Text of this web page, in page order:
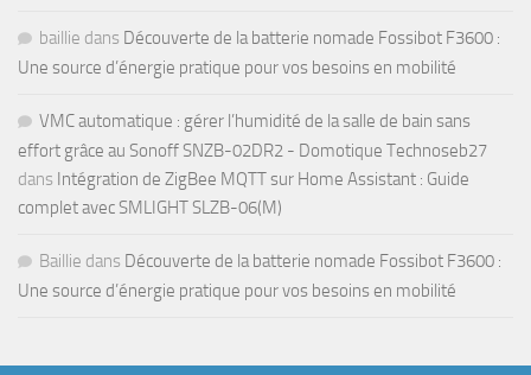
baillie dans Découverte de la batterie nomade Fossibot F3600 :
Une source d’énergie pratique pour vos besoins en mobilité
VMC automatique : gérer l’humidité de la salle de bain sans
effort grâce au Sonoff SNZB-02DR2 - Domotique Technoseb27
dans Intégration de ZigBee MQTT sur Home Assistant : Guide
complet avec SMLIGHT SLZB-06(M)
Baillie dans Découverte de la batterie nomade Fossibot F3600 :
Une source d’énergie pratique pour vos besoins en mobilité